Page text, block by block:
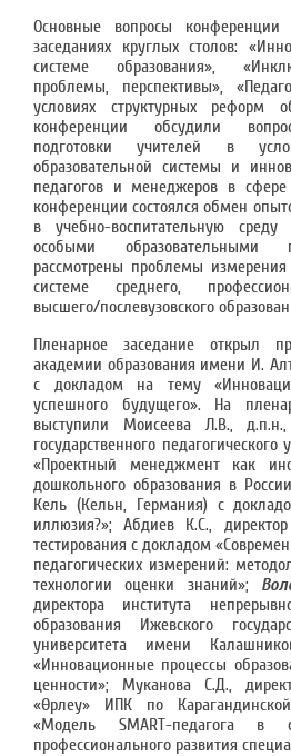
Основные вопросы
заседаниях круглых столов:
системе образования»,
проблемы, перспективы»,
условиях структурных реформ
конференции обсудили
подготовки учителей в
образовательной системы и
педагогов и менеджеров в
конференции состоялся обмен
в учебно-воспитательную
особыми образовательными
рассмотрены проблемы измерения
системе среднего,
высшего/послевузовского
Пленарное заседание открыл
академии образования имени И.
с докладом на тему
успешного будущего». На
выступили Моисеева Л.В., д.п.н.,
государственного
«Проектный менеджмент как
дошкольного образования в
Кель (Кельн, Германия) с
иллюзия?»; Абдиев К.С.,
тестирования с докладом
педагогических измерений:
технологии оценки знаний»;
директора института
образования Ижевского
университета имени
«Инновационные процессы
ценности»; Муканова С.Д.,
«Өрлеу» ИПК по
«Модель SMART-педагога в
профессионального развития